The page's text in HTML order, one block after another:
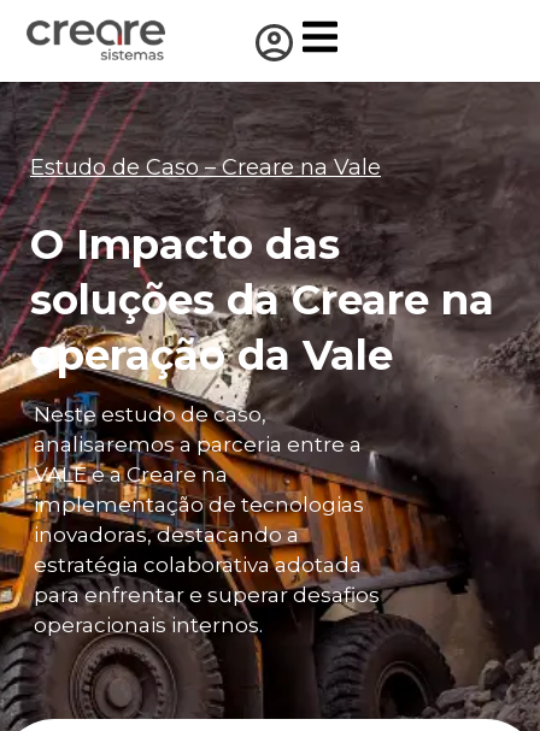
Estudo de Caso – Creare na Vale
O Impacto das
soluções daCrearena
operação da Vale
Neste estudo de caso,
analisaremos a parceria entre a
VALE e a Creare na
implementação de tecnologias
inovadoras, destacando a
estratégia colaborativa adotada
para enfrentar e superar desafios
operacionais internos.